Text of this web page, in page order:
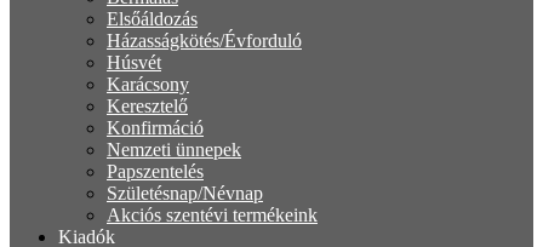
Elsőáldozás
Házasságkötés/Évforduló
Húsvét
Karácsony
Keresztelő
Konfirmáció
Nemzeti ünnepek
Papszentelés
Születésnap/Névnap
Akciós szentévi termékeink
Kiadók